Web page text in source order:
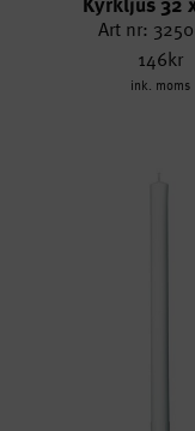
Art nr:
146kr
ink. moms